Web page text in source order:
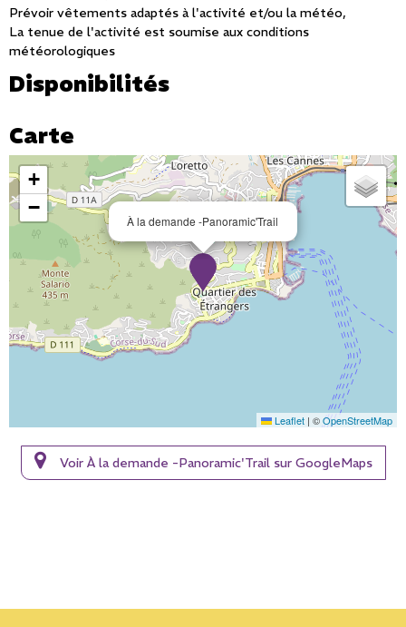
Prévoir vêtements adaptés à l'activité et/ou la météo
La tenue de l'activité est soumise aux conditions
météorologiques
Disponibilités
Carte
À la demande -Panoramic'Trail
+
−
Leaflet | ©OpenStreetMap
Voir À la demande -Panoramic'Trail sur GoogleMaps